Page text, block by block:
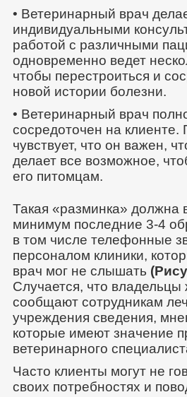
• Ветеринарный врач
индивидуальными
работой с различными
одновременно ведет
чтобы перестроиться и
новой истории болезни.
• Ветеринарный врач
сосредоточен на клиенте.
чувствует, что он важен,
делает все возможное,
его питомцам.
Такая «разминка» должна
минимум последние 3-4
в том числе телефонные
персоналом клиники,
врач мог не слышать
Случается, что владельцы
сообщают сотрудникам
учреждения сведения,
которые имеют значение
ветеринарного
Часто клиенты могут не
своих потребностях и